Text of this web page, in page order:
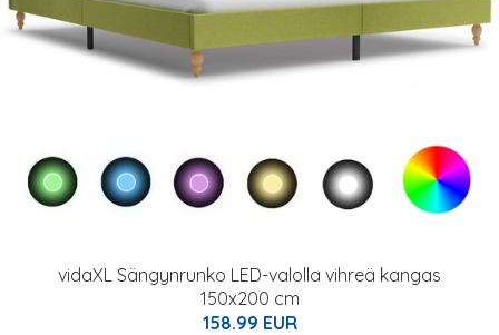
vidaXL Sängynrunko LED-valolla vihreä kangas
150x200 cm
158.99 EUR